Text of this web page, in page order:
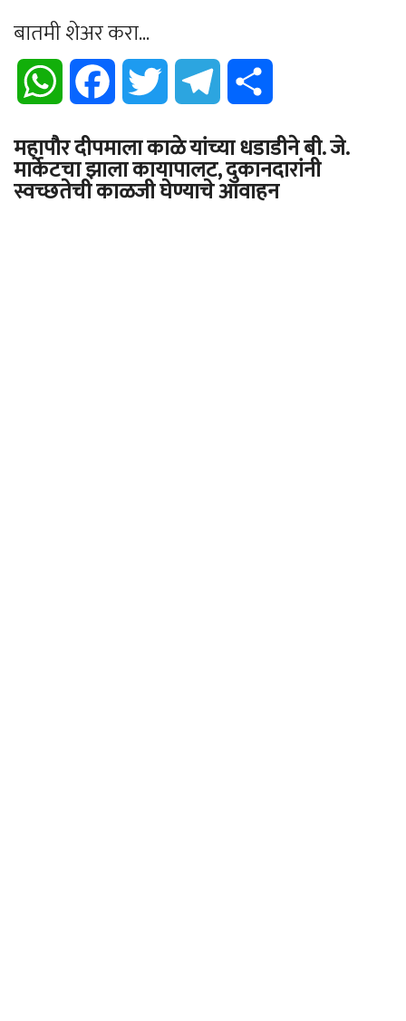
बातमी शेअर करा...
WhatsApp Facebook Twitter Telegram
महापौर दीपमाला काळे यांच्या धडाडीने बी. जे.
मार्केटचा झाला कायापालट, दुकानदारांनी
स्वच्छतेची काळजी घेण्याचे आवाहन